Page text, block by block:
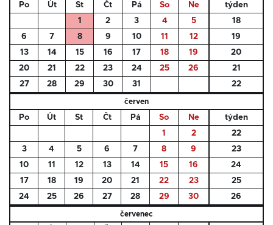
Po Út St Čt Pá So Ne
týden
1
2 3 4 5
18
6
7 8 9 10 11 12
19
13
14 15 16 17 18 19
20
20
21 22 23 24 25 26
21
27
28 29 30 31 22
červen
Po Út St Čt Pá So Ne
týden
1
2
22
3
4 5 6 7 8 9
23
10
11 12 13 14 15 16
24
17
18 19 20 21 22 23
25
24
25 26 27 28 29 30 26
červenec